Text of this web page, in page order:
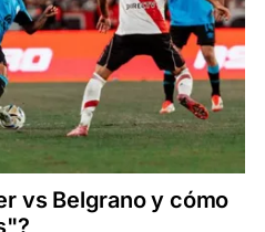
vs Belgrano y cómo